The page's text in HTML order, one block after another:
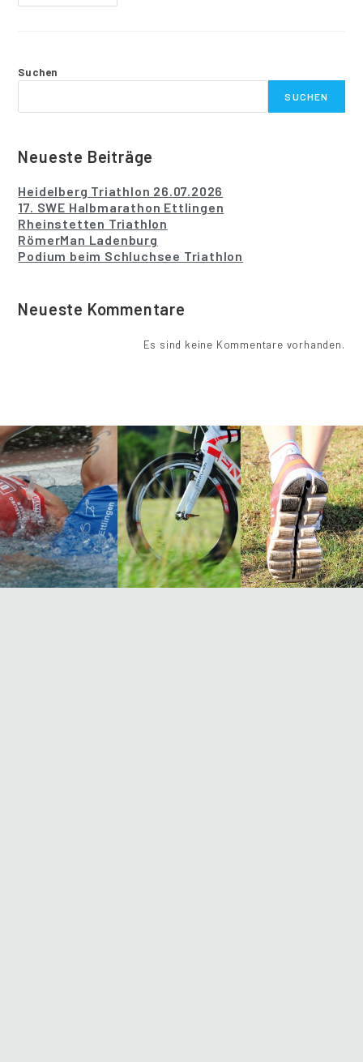
Suchen
SUCHEN
Neueste Beiträge
Heidelberg Triathlon 26.07.2026
17. SWE Halbmarathon Ettlingen
Rheinstetten Triathlon
RömerMan Ladenburg
Podium beim Schluchsee Triathlon
Neueste Kommentare
Es sind keine Kommentare vorhanden.